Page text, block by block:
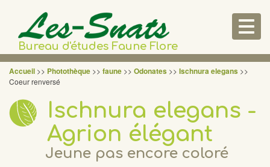
Bureau d'études Faune Flore
Accueil >> Photothèque >> faune >> Odonates >> Ischnura elegans >>
Coeur renversé
Ischnura elegans -
Agrion élégant
Jeune pas encore coloré